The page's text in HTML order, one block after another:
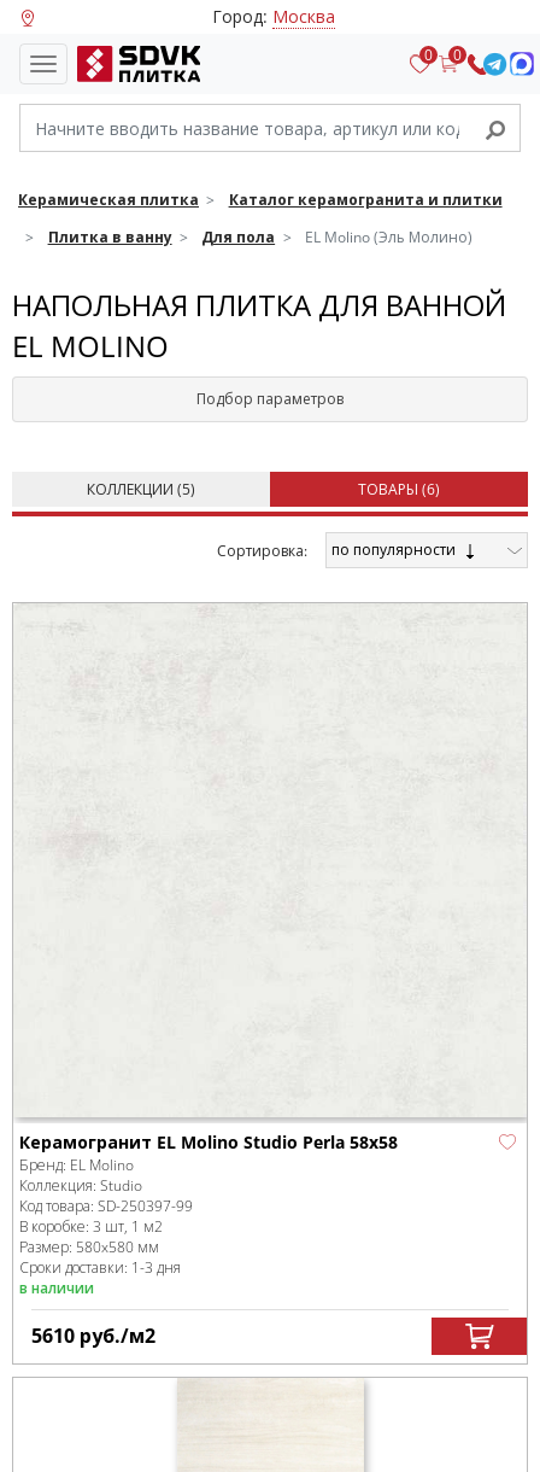
Город: Москва
0 0
Керамическая плитка
Каталог керамогранита и плитки
Плитка в ванну
Для пола EL Molino (Эль Молино)
НАПОЛЬНАЯ ПЛИТКА ДЛЯ ВАННОЙ
EL MOLINO
Подбор параметров
КОЛЛЕКЦИИ (5) ТОВАРЫ (6)
Cортировка: по популярности
Керамогранит EL Molino Studio Perla 58x58
Бренд: EL Molino
Коллекция: Studio
Код товара: SD-250397-99
В коробке: 3 шт, 1 м2
Размер: 580x580 мм
Сроки доставки: 1-3 дня
в наличии
5610 руб./м2